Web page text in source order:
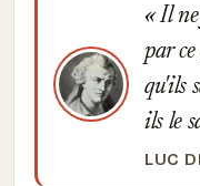
Il ne
par
qu'ils
ils le
LUC